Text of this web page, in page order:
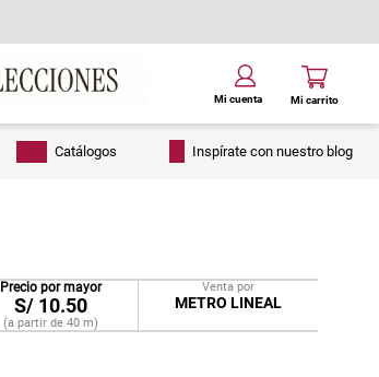
Catálogos Inspírate con nuestro blog
Precio por mayor
S/ 10.50
(a partir de 40 m)
Venta por
METRO LINEAL